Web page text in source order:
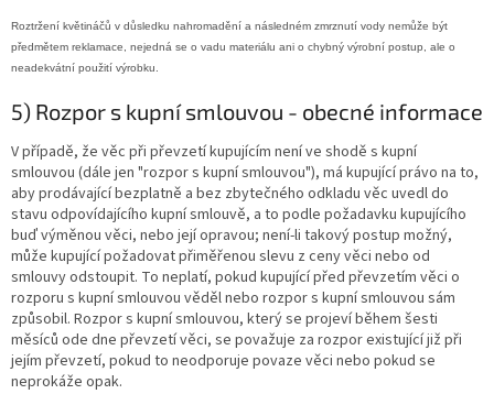
Roztržení květináčů v důsledku nahromadění a následném zmrznutí vody nemůže být
předmětem reklamace, nejedná se o vadu materiálu ani o chybný výrobní postup, ale o
neadekvátní použití výrobku.
5) Rozpor s kupní smlouvou - obecné informace
V případě, že věc při převzetí kupujícím není ve shodě s kupní
smlouvou (dále jen "rozpor s kupní smlouvou"), má kupující právo na to,
aby prodávající bezplatně a bez zbytečného odkladu věc uvedl do
stavu odpovídajícího kupní smlouvě, a to podle požadavku kupujícího
buď výměnou věci, nebo její opravou; není-li takový postup možný,
může kupující požadovat přiměřenou slevu z ceny věci nebo od
smlouvy odstoupit. To neplatí, pokud kupující před převzetím věci o
rozporu s kupní smlouvou věděl nebo rozpor s kupní smlouvou sám
způsobil. Rozpor s kupní smlouvou, který se projeví během šesti
měsíců ode dne převzetí věci, se považuje za rozpor existující již při
jejím převzetí, pokud to neodporuje povaze věci nebo pokud se
neprokáže opak.